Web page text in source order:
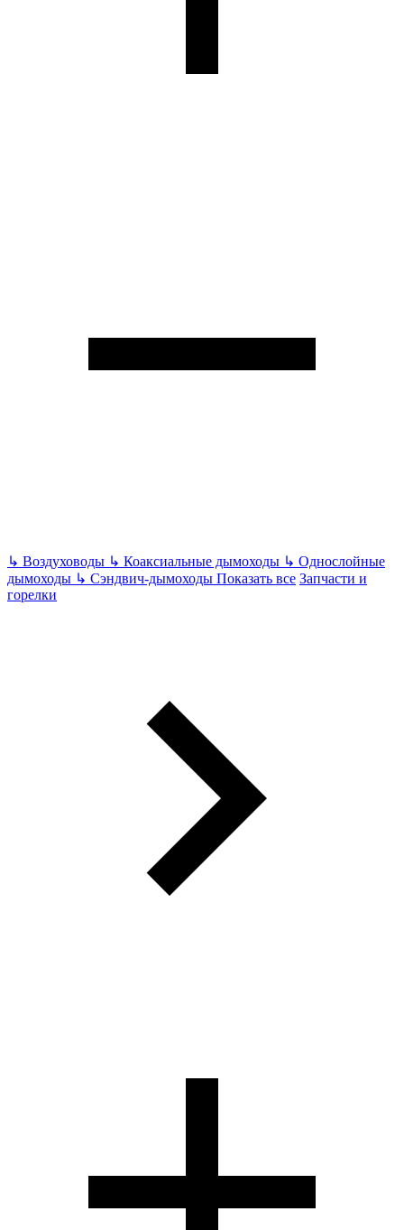
↳ Воздуховоды ↳ Коаксиальные дымоходы ↳ Однослойные
дымоходы ↳ Сэндвич-дымоходы Показать все Запчасти и
горелки